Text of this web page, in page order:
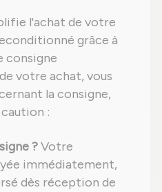
l'achat de votre
grâce à
consigne
votre achat, vous
la consigne,
:
?Votre
immédiatement,
dès réception de